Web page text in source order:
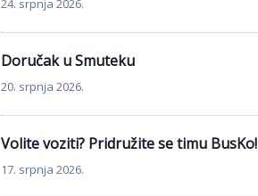
24. srpnja 2026.
Doručak u Smuteku
20. srpnja 2026.
Volite voziti? Pridružite se timu BusKo!
17. srpnja 2026.